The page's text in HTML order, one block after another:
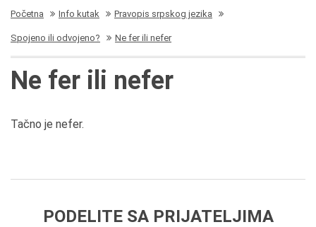
Početna Info kutak Pravopis srpskog jezika
Spojeno ili odvojeno? Ne fer ili nefer
Ne fer ili nefer
Tačno je nefer.
PODELITE SA PRIJATELJIMA